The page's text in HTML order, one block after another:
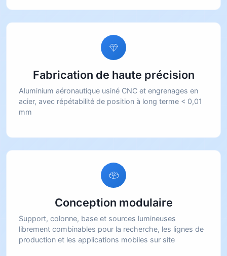
Fabrication de haute précision
Aluminium aéronautique usiné CNC et engrenages en
acier, avec répétabilité de position à long terme < 0,01
mm
Conception modulaire
Support, colonne, base et sources lumineuses
librement combinables pour la recherche, les lignes de
production et les applications mobiles sur site